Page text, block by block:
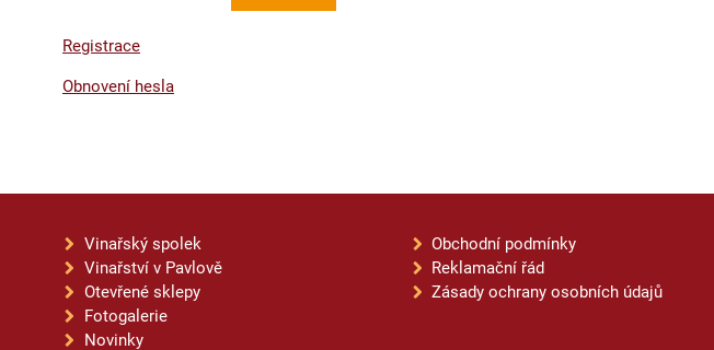
Registrace
Obnovení hesla
Vinařský spolek
Vinařství v Pavlově
Otevřené sklepy
Fotogalerie
Novinky
Obchodní podmínky
Reklamační řád
Zásady ochrany osobních údajů